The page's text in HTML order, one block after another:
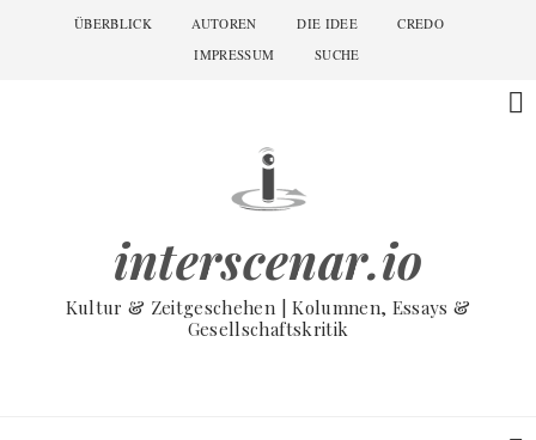
ÜBERBLICK AUTOREN DIE IDEE
CREDO
IMPRESSUM
SUCHE
interscenar.io
Kultur & Zeitgeschehen | Kolumnen, Essays &
Gesellschaftskritik